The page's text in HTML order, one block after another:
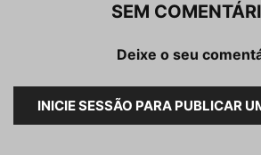
SEM
Deixe o seu
INICIE SESSÃO PARA PUBLICAR